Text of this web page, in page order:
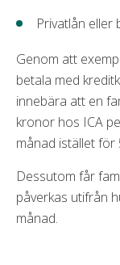
Privatlån eller
Genom att
betala med
innebära att en
kronor hos ICA
månad istället för
Dessutom får
påverkas utifrån
månad.